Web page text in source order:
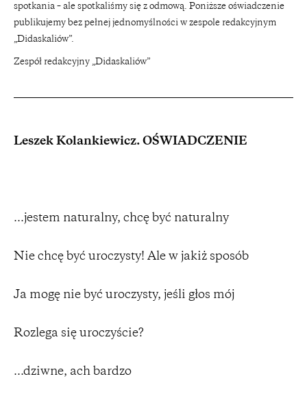
spotkania – ale spotkaliśmy się z odmową. Poniższe oświadczenie
publikujemy bez pełnej jednomyślności w zespole redakcyjnym
„Didaskaliów”.
Zespół redakcyjny „Didaskaliów”
Leszek Kolankiewicz. OŚWIADCZENIE
...jestem naturalny, chcę być naturalny
Nie chcę być uroczysty! Ale w jakiż sposób
Ja mogę nie być uroczysty, jeśli głos mój
Rozlega się uroczyście?
...dziwne, ach bardzo